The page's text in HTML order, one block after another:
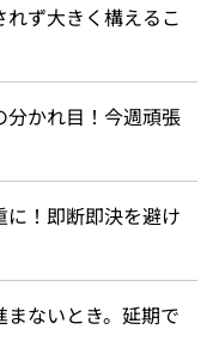
ず大きく構えるこ
かれ目！今週頑張
！即断即決を避け
ないとき。延期で